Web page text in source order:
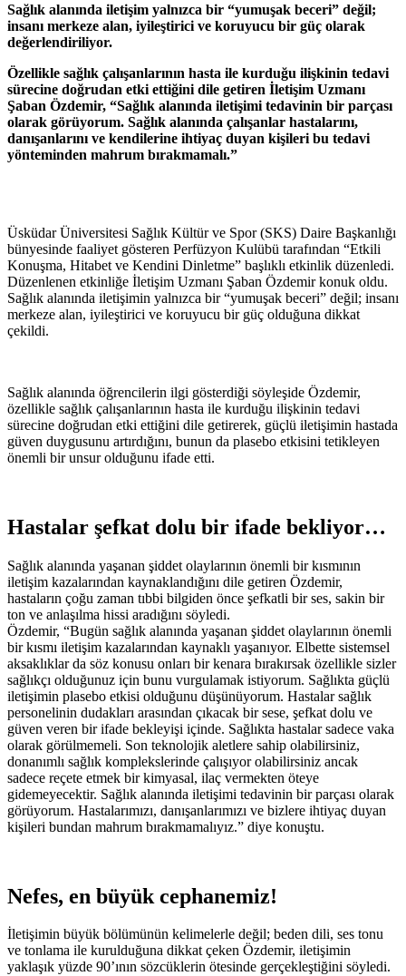
Sağlık alanında iletişim yalnızca bir “yumuşak beceri” değil;
insanı merkeze alan, iyileştirici ve koruyucu bir güç olarak
değerlendiriliyor.
Özellikle sağlık çalışanlarının hasta ile kurduğu ilişkinin tedavi
sürecine doğrudan etki ettiğini dile getiren İletişim Uzmanı
Şaban Özdemir, “Sağlık alanında iletişimi tedavinin bir parçası
olarak görüyorum. Sağlık alanında çalışanlar hastalarını,
danışanlarını ve kendilerine ihtiyaç duyan kişileri bu tedavi
yönteminden mahrum bırakmamalı.”
Üsküdar Üniversitesi Sağlık Kültür ve Spor (SKS) Daire Başkanlığı
bünyesinde faaliyet gösteren Perfüzyon Kulübü tarafından “Etkili
Konuşma, Hitabet ve Kendini Dinletme” başlıklı etkinlik düzenledi.
Düzenlenen etkinliğe İletişim Uzmanı Şaban Özdemir konuk oldu.
Sağlık alanında iletişimin yalnızca bir “yumuşak beceri” değil; insanı
merkeze alan, iyileştirici ve koruyucu bir güç olduğuna dikkat
çekildi.
Sağlık alanında öğrencilerin ilgi gösterdiği söyleşide Özdemir,
özellikle sağlık çalışanlarının hasta ile kurduğu ilişkinin tedavi
sürecine doğrudan etki ettiğini dile getirerek, güçlü iletişimin hastada
güven duygusunu artırdığını, bunun da plasebo etkisini tetikleyen
önemli bir unsur olduğunu ifade etti.
Hastalar şefkat dolu bir ifade bekliyor…
Sağlık alanında yaşanan şiddet olaylarının önemli bir kısmının
iletişim kazalarından kaynaklandığını dile getiren Özdemir,
hastaların çoğu zaman tıbbi bilgiden önce şefkatli bir ses, sakin bir
ton ve anlaşılma hissi aradığını söyledi.
Özdemir, “Bugün sağlık alanında yaşanan şiddet olaylarının önemli
bir kısmı iletişim kazalarından kaynaklı yaşanıyor. Elbette sistemsel
aksaklıklar da söz konusu onları bir kenara bırakırsak özellikle sizler
sağlıkçı olduğunuz için bunu vurgulamak istiyorum. Sağlıkta güçlü
iletişimin plasebo etkisi olduğunu düşünüyorum. Hastalar sağlık
personelinin dudakları arasından çıkacak bir sese, şefkat dolu ve
güven veren bir ifade bekleyişi içinde. Sağlıkta hastalar sadece vaka
olarak görülmemeli. Son teknolojik aletlere sahip olabilirsiniz,
donanımlı sağlık komplekslerinde çalışıyor olabilirsiniz ancak
sadece reçete etmek bir kimyasal, ilaç vermekten öteye
gidemeyecektir. Sağlık alanında iletişimi tedavinin bir parçası olarak
görüyorum. Hastalarımızı, danışanlarımızı ve bizlere ihtiyaç duyan
kişileri bundan mahrum bırakmamalıyız.” diye konuştu.
Nefes, en büyük cephanemiz!
İletişimin büyük bölümünün kelimelerle değil; beden dili, ses tonu
ve tonlama ile kurulduğuna dikkat çeken Özdemir, iletişimin
yaklaşık yüzde 90’ının sözcüklerin ötesinde gerçekleştiğini söyledi.